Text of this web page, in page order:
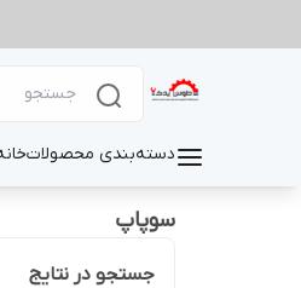
دسته‌بندی محصولات
سوپاپ
جستجو در نتایج